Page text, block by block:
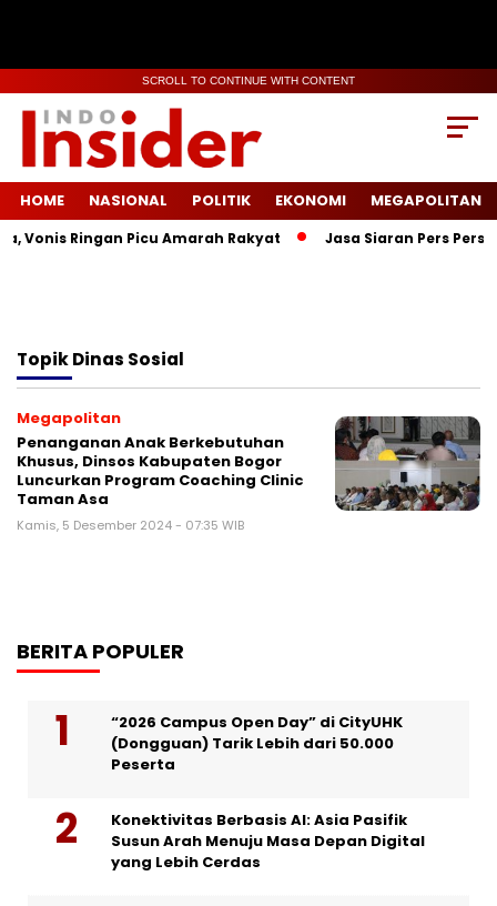
SCROLL TO CONTINUE WITH CONTENT
HOME NASIONAL POLITIK EKONOMI MEGAPOLITAN
Vonis Ringan Picu Amarah Rakyat Jasa Siaran Pers
TopikDinas Sosial
Megapolitan
Penanganan Anak Berkebutuhan
Khusus, Dinsos Kabupaten Bogor
Luncurkan Program Coaching Clinic
Taman Asa
Kamis, 5 Desember 2024 - 07:35 WIB
BERITA POPULER
“2026 Campus Open Day” di CityUHK
(Dongguan) Tarik Lebih dari 50.000
Peserta
Konektivitas Berbasis AI: Asia Pasifik
Susun Arah Menuju Masa Depan Digital
yang Lebih Cerdas